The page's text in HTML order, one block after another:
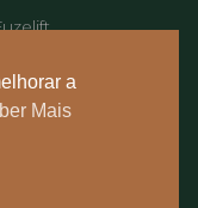
a
Mais